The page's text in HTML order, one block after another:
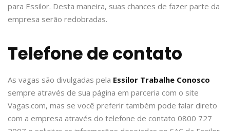
para Essilor. Desta maneira, suas chances de fazer parte da
empresa serão redobradas.
Telefone de contato
As vagas são divulgadas pela Essilor Trabalhe Conosco
sempre através de sua página em parceria com o site
Vagas.com, mas se você preferir também pode falar direto
com a empresa através do telefone de contato 0800 727